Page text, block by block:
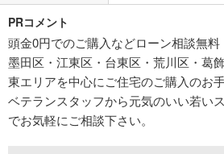
PRコメント
頭金0円でのご購入などローン相談無料
墨田区・江東区・台東区・荒川区・葛
東エリアを中心にご住宅のご購入のお
ベテランスタッフから元気のいい若い
でお気軽にご相談下さい。